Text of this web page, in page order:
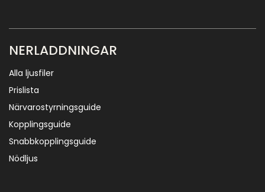
NERLADDNINGAR
Alla ljusfiler
Prislista
Närvarostyrningsguide
Kopplingsguide
Snabbkopplingsguide
Nödljus